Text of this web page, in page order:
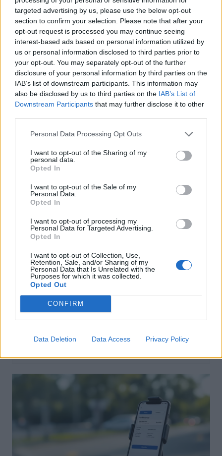
targeted advertising by us, please use the below opt-out
section to confirm your selection. Please note that after your
opt-out request is processed you may continue seeing
interest-based ads based on personal information utilized by
us or personal information disclosed to third parties prior to
your opt-out. You may separately opt-out of the further
disclosure of your personal information by third parties on the
IAB’s list of downstream participants. This information may
also be disclosed by us to third parties on the IAB’s List of
Downstream Participants that may further disclose it to other
Personal Data Processing Opt Outs
I want to opt-out of the Sharing of my
personal data.
Opted In
I want to opt-out of the Sale of my
Personal Data.
Opted In
I want to opt-out of processing my
Personal Data for Targeted Advertising.
Opted In
I want to opt-out of Collection, Use,
Retention, Sale, and/or Sharing of my
Personal Data that Is Unrelated with the
Purposes for which it was collected.
Opted Out
CONFIRM
Data Deletion Data Access Privacy Policy
Actus Info
Actus Info
Aston Martin au bord du gouffre : crise